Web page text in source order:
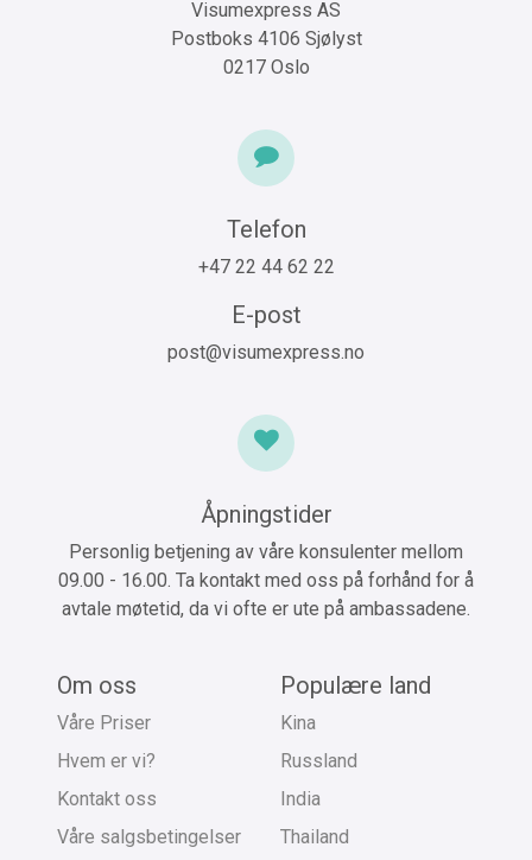
Visumexpress AS
Postboks 4106 Sjølyst
0217 Oslo
Telefon
+47 22 44 62 22
E-post
post@visumexpress.no
Åpningstider
Personlig betjening av våre konsulenter mellom
09.00 - 16.00. Ta kontakt med oss på forhånd for å
avtale møtetid, da vi ofte er ute på ambassadene.
Om oss
Våre Priser
Hvem er vi?
Kontakt oss
Våre salgsbetingelser
Populære land
Kina
Russland
India
Thailand